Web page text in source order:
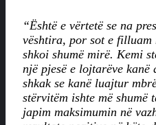
“Është e vërtetë se na
vështira, por sot e filluam
shkoi shumë mirë. Kemi
një pjesë e lojtarëve
shkak se kanë luajtur
stërvitëm ishte më shumë
japim maksimumin në